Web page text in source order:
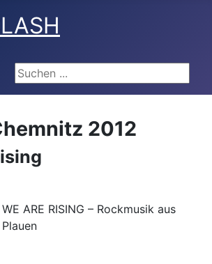
Suchen ...
2012
WE ARE RISING – Rockmusik aus
Plauen